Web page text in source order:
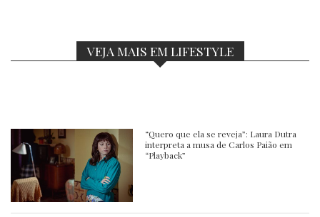
VEJA MAIS EM LIFESTYLE
“Quero que ela se reveja”: Laura Dutra
interpreta a musa de Carlos Paião em
“Playback”